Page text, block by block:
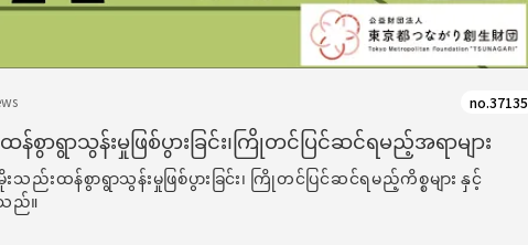
no.37135
စွာရွာသွန်းမှုဖြစ်ပွားခြင်း၊ကြိုတင်ပြင်ဆင်ရမည့်အရာများ
းထန်စွာရွာသွန်းမှုဖြစ်ပွားခြင်း၊ ကြိုတင်ပြင်ဆင်ရမည့်ကိစ္စများ နှင့်
ည်။